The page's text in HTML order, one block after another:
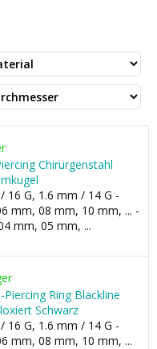
Chirurgenstahl
16 G, 1.6 mm / 14 G -
mm, 08 mm, 10 mm, ... -
mm, 05 mm, ...
Ring Blackline
Schwarz
16 G, 1.6 mm / 14 G -
mm, 08 mm, 10 mm, ...